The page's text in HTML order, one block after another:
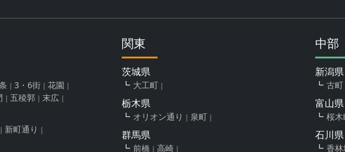
3・6街
花園
五稜郭 末広
新町通り
関東
茨城県
大工町
栃木県
オリオン通り 泉町
群馬県
前橋 高崎
中部
新潟県
古町
富山県
桜木
石川県
香